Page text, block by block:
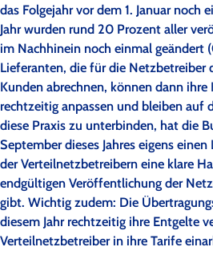
das Folgejahr vor dem 1. Januar noch
Jahr wurden rund 20 Prozent aller
im Nachhinein noch einmal geändert
Lieferanten, die für die
Kunden abrechnen, können dann
rechtzeitig anpassen und bleiben auf
diese Praxis zu unterbinden, hat die
September dieses Jahres eigens
der Verteilnetzbetreibern eine klare
endgültigen Veröffentlichung der
gibt. Wichtig zudem: Die
diesem Jahr rechtzeitig ihre Entgelte
Verteilnetzbetreiber in ihre Tarife